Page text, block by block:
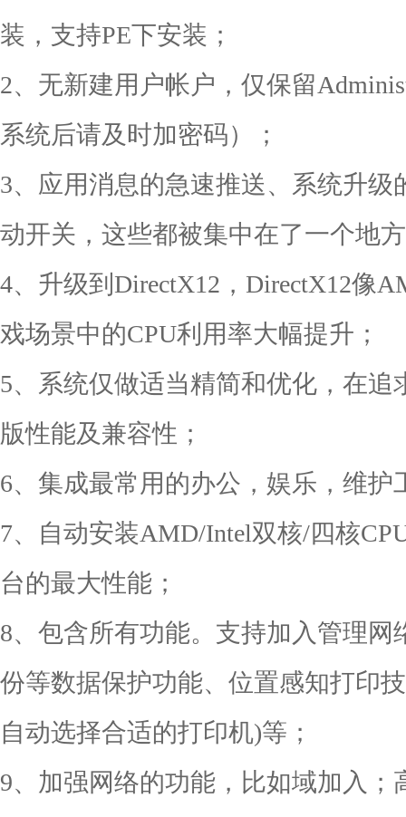
装，支持PE下安装；
2、无新建用户帐户，仅保留
系统后请及时加密码）；
3、应用消息的急速推送、系统升
动开关，这些都被集中在了一个地
4、升级到DirectX12，DirectX12像
戏场景中的CPU利用率大幅提升；
5、系统仅做适当精简和优化，在
版性能及兼容性；
6、集成最常用的办公，娱乐，维
7、自动安装AMD/Intel双核/四核
台的最大性能；
8、包含所有功能。支持加入管理网
份等数据保护功能、位置感知打印
自动选择合适的打印机)等；
9、加强网络的功能，比如域加入